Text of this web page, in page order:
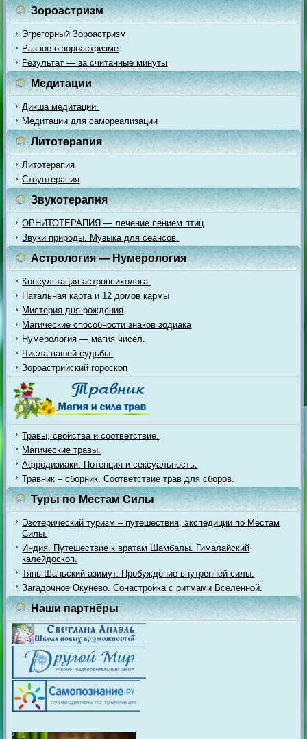
Зороастризм
Эгрегорный Зороастризм
Разное о зороастризме
Результат — за считанные минуты
Медитации
Дикша медитации.
Медитации для самореализации
Литотерапия
Литотерапия
Стоунтерапия
Звукотерапия
ОРНИТОТЕРАПИЯ — лечение пением птиц
Звуки природы. Музыка для сеансов.
Астрология — Нумерология
Консультация астропсихолога.
Натальная карта и 12 домов кармы
Мистерия дня рождения
Магические способности знаков зодиака
Нумерология — магия чисел.
Числа вашей судьбы.
Зороастрийский гороскоп
Травы, свойства и соответствие.
Магические травы.
Афродизиаки. Потенция и сексуальность.
Травник – сборник. Соответствие трав для сборов.
Туры по Местам Силы
Эзотерический туризм – путешествия, экспедиции по Местам
Силы.
Индия. Путешествие к вратам Шамбалы. Гималайский
калейдоскоп.
Тянь-Шаньский азимут. Пробуждение внутренней силы.
Загадочное Окунёво. Сонастройка с ритмами Вселенной.
Наши партнёры